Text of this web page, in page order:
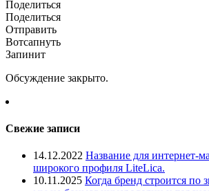
Поделиться
Поделиться
Отправить
Вотсапнуть
Запинит
Обсуждение закрыто.
Свежие записи
14.12.2022 Название для интернет-
широкого профиля LiteLica.
10.11.2025 Когда бренд строится по